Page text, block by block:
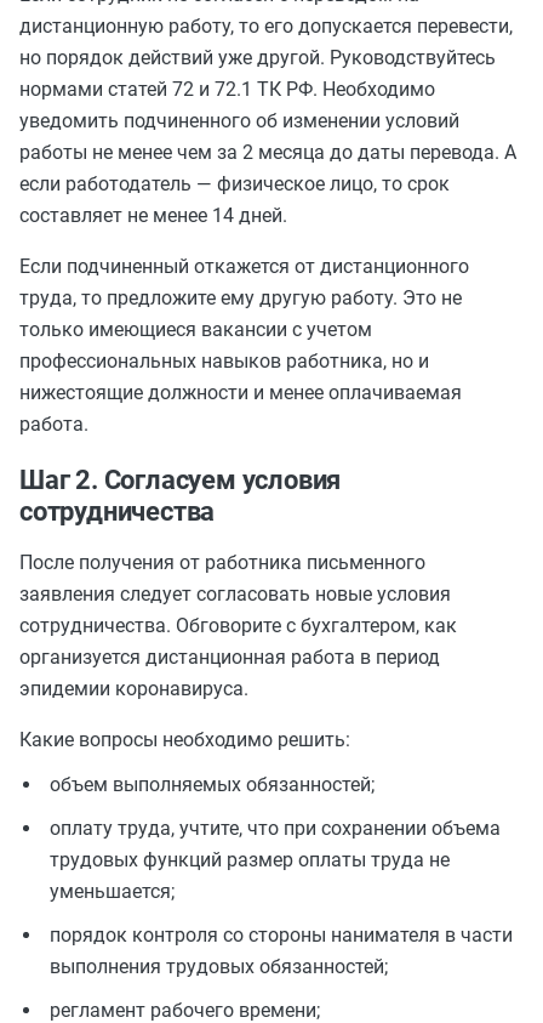
дистанционную работу, то его допускается перевести,
но порядок действий уже другой. Руководствуйтесь
нормами статей 72 и 72.1 ТК РФ. Необходимо
уведомить подчиненного об изменении условий
работы не менее чем за 2 месяца до даты перевода. А
если работодатель — физическое лицо, то срок
составляет не менее 14 дней.
Если подчиненный откажется от дистанционного
труда, то предложите ему другую работу. Это не
только имеющиеся вакансии с учетом
профессиональных навыков работника, но и
нижестоящие должности и менее оплачиваемая
работа.
Шаг 2. Согласуем условия
сотрудничества
После получения от работника письменного
заявления следует согласовать новые условия
сотрудничества. Обговорите с бухгалтером, как
организуется дистанционная работа в период
эпидемии коронавируса.
Какие вопросы необходимо решить:
объем выполняемых обязанностей;
оплату труда, учтите, что при сохранении объема
трудовых функций размер оплаты труда не
уменьшается;
порядок контроля со стороны нанимателя в части
выполнения трудовых обязанностей;
регламент рабочего времени;